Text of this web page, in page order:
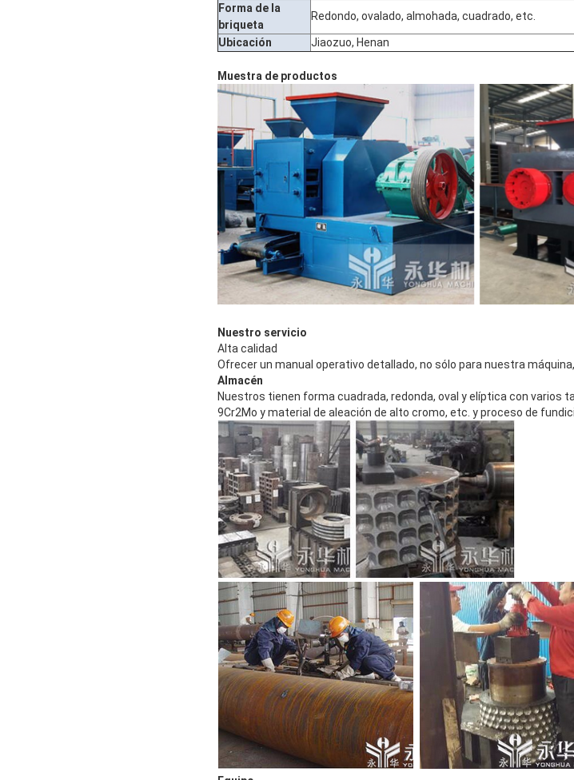
Forma de la
briqueta
Redondo, ovalado, almohada, cuadrado, etc.
Ubicación Jiaozuo, Henan
Muestra de productos
Nuestro servicio
Alta calidad
Ofrecer un manual operativo detallado, no sólo para nuestra
Almacén
Nuestros tienen forma cuadrada, redonda, oval y elíptica con varios
9Cr2Mo y material de aleación de alto cromo, etc. y proceso de